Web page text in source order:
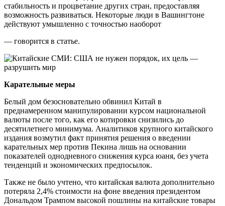
стабильность и процветание других стран, предоставляя
возможность развиваться. Некоторые люди в Вашингтоне
действуют умышленно с точностью наоборот
— говорится в статье.
Карательные меры
Белый дом безосновательно обвинил Китай в
преднамеренном манипулировании курсом национальной
валюты после того, как его котировки снизились до
десятилетнего минимума. Аналитиков крупного китайского
издания возмутил факт принятия решения о введении
карательных мер против Пекина лишь на основании
показателей однодневного снижения курса юаня, без учета
тенденций и экономических предпосылок.
Также не было учтено, что китайская валюта дополнительно
потеряла 2,4% стоимости на фоне введения президентом
Дональдом Трампом высокой пошлины на китайские товары